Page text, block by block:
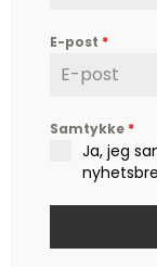
E-post *
Samtykke *
Ja, jeg